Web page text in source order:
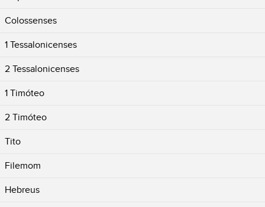
Colossenses
1 Tessalonicenses
2 Tessalonicenses
1 Timóteo
2 Timóteo
Tito
Filemom
Hebreus